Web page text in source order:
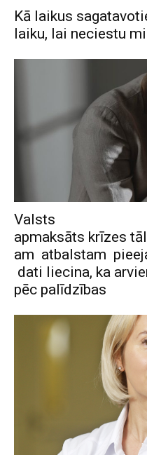
Kā laikus
laiku, lai neciestu
Valsts
apmaksāts krīzes
am atbalstam
dati liecina, ka
pēc palīdzības